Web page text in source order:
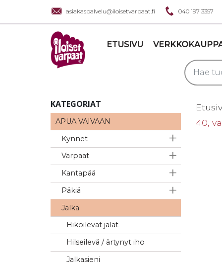
asiakaspalvelu@iloisetvarpaat.fi 040 197 3357
ETUSIVU
KATEGORIAT
APUA VAIVAAN
Kynnet
Varpaat
Kantapää
Päkiä
Jalka
Hikoilevat jalat
Hilseilevä / ärtynyt iho
Jalkasieni
40,